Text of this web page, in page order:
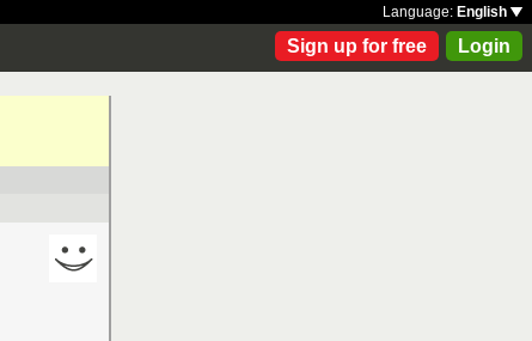
Language: English
Sign up for free Login